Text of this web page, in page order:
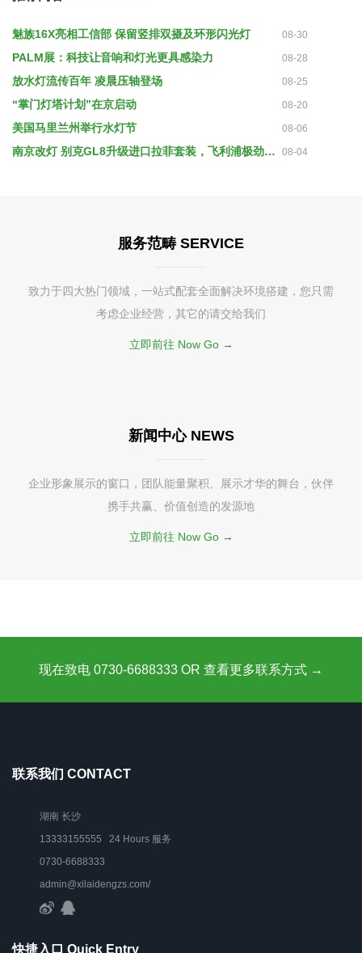
魅族16X亮相工信部 保留竖排双摄及环形闪光灯 08-30
PALM展：科技让音响和灯光更具感染力 08-28
放水灯流传百年 凌晨压轴登场 08-25
“掌门灯塔计划”在京启动 08-20
美国马里兰州举行水灯节 08-06
南京改灯 别克GL8升级进口拉菲套装，飞利浦极劲光灯泡照亮黑夜 08-04
服务范畴 SERVICE
致力于四大热门领域，一站式配套全面解决环境搭建，您只需
考虑企业经营，其它的请交给我们
立即前往 Now Go →
新闻中心 NEWS
企业形象展示的窗口，团队能量聚积、展示才华的舞台，伙伴
携手共赢、价值创造的发源地
立即前往 Now Go →
现在致电 0730-6688333 OR 查看更多联系方式 →
联系我们 CONTACT
湖南 长沙
13333155555 24 Hours 服务
0730-6688333
admin@xilaidengzs.com/
快捷入口 Quick Entry